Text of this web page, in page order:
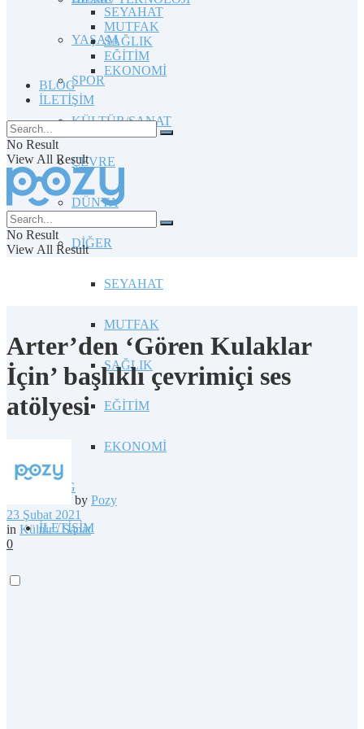
YAŞAM
SPOR
KÜLTÜR/SANAT
ÇEVRE
DÜNYA
DİĞER
SEYAHAT
MUTFAK
SAĞLIK
EĞİTİM
EKONOMİ
BLOG
İLETİŞİM
SEYAHAT
MUTFAK
SAĞLIK
EĞİTİM
EKONOMİ
BLOG
İLETİŞİM
No Result
View All Result
No Result
View All Result
Arter’den ‘Gören Kulaklar
İçin’ başlıklı çevrimiçi ses
atölyesi
by Pozy
23 Şubat 2021
in Kültür / Sanat
0